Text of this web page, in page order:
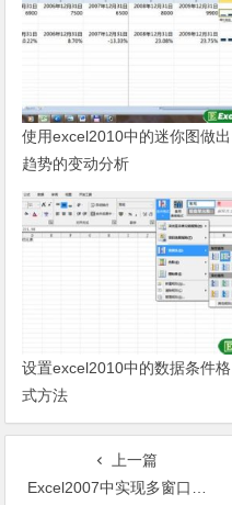
使用excel2010中的迷你图做出
趋势的变动分析
设置excel2010中的数据条件格
式方法
上一篇
Excel2007中实现多窗口并排